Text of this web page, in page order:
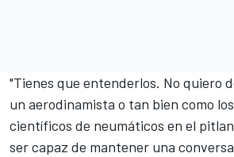
"Tienes que entenderlos. No quiero
un aerodinamista o tan bien como
científicos de neumáticos en el
ser capaz de mantener una